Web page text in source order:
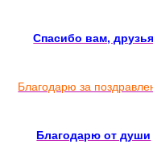
Спасибо вам,
Благодарю за
Благодарю от души